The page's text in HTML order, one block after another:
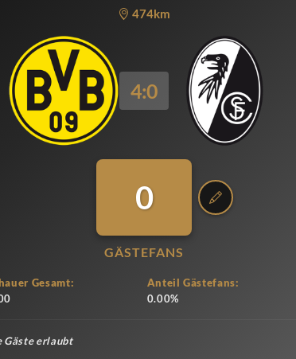
474km
4:0
0
GÄSTEFANS
Gesamt:
Anteil Gästefans:
0.00%
Gäste erlaubt